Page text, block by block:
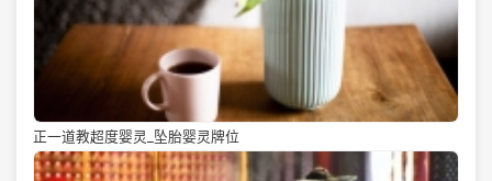
正一道教超度婴灵_坠胎婴灵牌位